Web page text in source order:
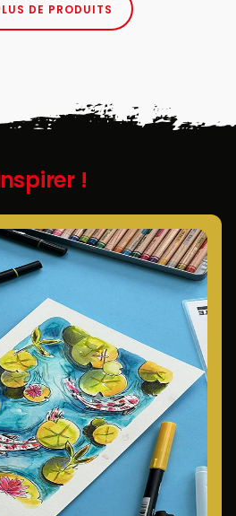
DE PRODUITS
!